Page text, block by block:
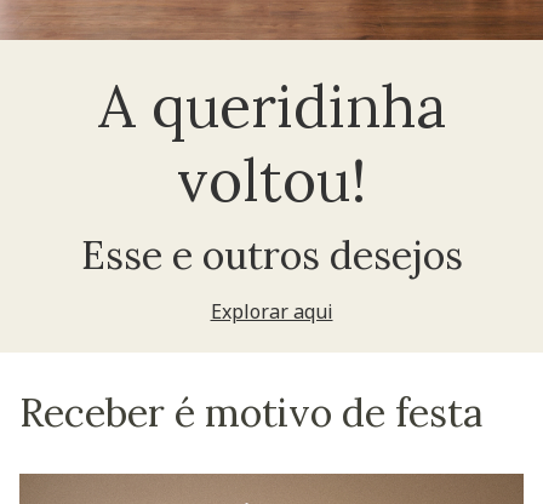
A queridinha
voltou!
Esse e outros desejos
Explorar aqui
Receber é motivo de festa